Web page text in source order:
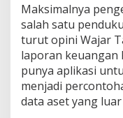
Maksimalnya
salah satu
turut opini Wajar
laporan keuangan
punya aplikasi
menjadi
data aset yang luar